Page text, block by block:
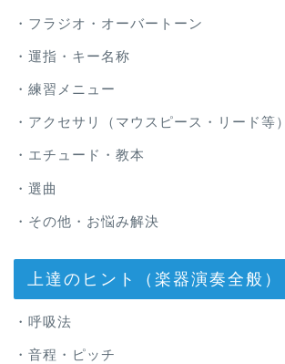
・フラジオ・オーバートーン
・運指・キー名称
・練習メニュー
・アクセサリ（マウスピース・リード等）
・エチュード・教本
・選曲
・その他・お悩み解決
上達のヒント（楽器演奏全般）
・呼吸法
・音程・ピッチ